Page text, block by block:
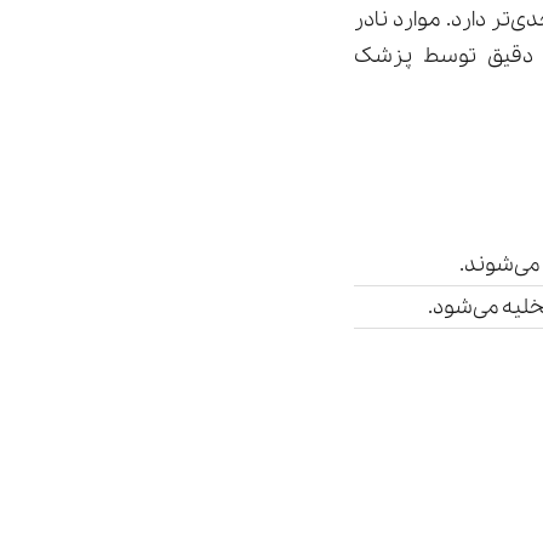
دارد. موارد نادر
دقیق توسط پزشک
می‌شوند.
می‌شود.